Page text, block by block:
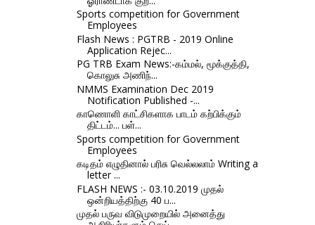
Sports competition for Government
Employees
Flash News : PGTRB - 2019 Online
Application Rejec...
PG TRB Exam News:-கம்மல், மூக்குத்தி,
கொலுசு அணிந்...
NMMS Examination Dec 2019
Notification Published -...
காணொளி காட்சிகளாக பாடம் கற்பிக்கும்
திட்டம்... பள்...
Sports competition for Government
Employees
கடிதம் எழுதினால் பரிசு வெல்லலாம் Writing a
letter ...
FLASH NEWS :- 03.10.2019 முதல்
ஒன்றியத்திற்கு 40 ப...
முதல் பருவ விடுமுறையில் அனைத்து